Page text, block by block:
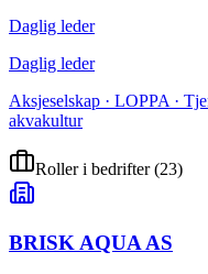
Daglig leder
Daglig leder
Aksjeselskap · LOPPA ·
akvakultur
Roller i bedrifter(23)
BRISK AQUA AS